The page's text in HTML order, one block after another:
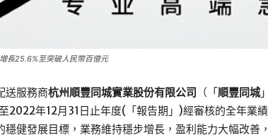
長25.6%至突破人民幣百億元
送服務商杭州順豐同城實業股份有限公司 （「順豐同城
2022年12月31日止年度(「報告期」)經審核的全年業
穩健發展目標，業務維持穩步增長，盈利能力大幅改善